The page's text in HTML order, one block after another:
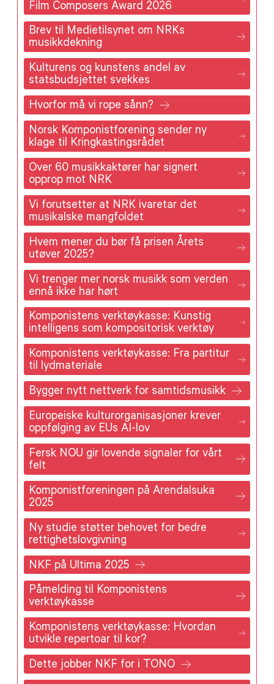
Film Composers Award 2026
Brev til Medietilsynet om NRKs
musikkdekning
Kulturens og kunstens andel av
statsbudsjettet svekkes
Hvorfor må vi rope sånn?
Norsk Komponistforening sender ny
klage til Kringkastingsrådet
Over 60 musikkaktører har signert
opprop mot NRK
Vi forutsetter at NRK ivaretar det
musikalske mangfoldet
Hvem mener du bør få prisen Årets
utøver 2025?
Vi trenger mer norsk musikk som verden
ennå ikke har hørt
Komponistens verktøykasse: Kunstig
intelligens som kompositorisk verktøy
Komponistens verktøykasse: Fra partitur
til lydmateriale
Bygger nytt nettverk for samtidsmusikk
Europeiske kulturorganisasjoner krever
oppfølging av EUs AI-lov
Fersk NOU gir lovende signaler for vårt
felt
Komponistforeningen på Arendalsuka
2025
Ny studie støtter behovet for bedre
rettighetslovgivning
NKF på Ultima 2025
Påmelding til Komponistens
verktøykasse
Komponistens verktøykasse: Hvordan
utvikle repertoar til kor?
Dette jobber NKF for i TONO